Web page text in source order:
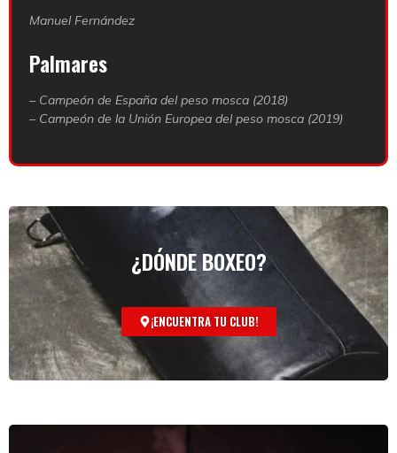
Manuel Fernández
Palmares
– Campeón de España del peso mosca (2018)
– Campeón de la Unión Europea del peso mosca (2019)
¿DÓNDE BOXEO?
¡ENCUENTRA TU CLUB!